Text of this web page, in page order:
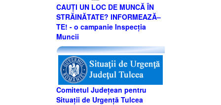
CAUȚI UN LOC DE MUNCĂ ÎN
STRĂINĂTATE? INFORMEAZĂ–
TE! - o campanie Inspecţia
Muncii
Comitetul Judeţean pentru
Situaţii de Urgenţă Tulcea